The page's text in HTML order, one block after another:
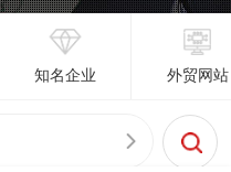
知名企业 外贸网站